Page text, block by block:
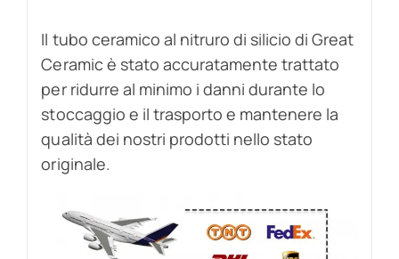
Il tubo ceramico al nitruro di silicio di Great
Ceramic è stato accuratamente trattato
per ridurre al minimo i danni durante lo
stoccaggio e il trasporto e mantenere la
qualità dei nostri prodotti nello stato
originale.